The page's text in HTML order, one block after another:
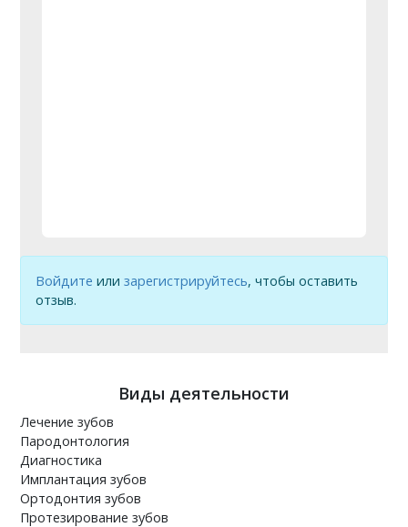
Войдите или зарегистрируйтесь, чтобы оставить
отзыв.
Виды деятельности
Лечение зубов
Пародонтология
Диагностика
Имплантация зубов
Ортодонтия зубов
Протезирование зубов